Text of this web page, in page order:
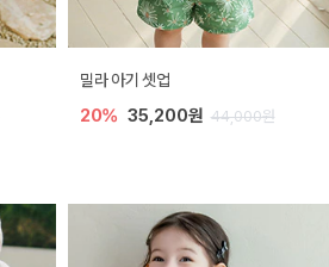
밀라 아기 셋업
20% 35,200원 44,000원